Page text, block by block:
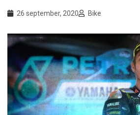
26 september, 2020 Bike